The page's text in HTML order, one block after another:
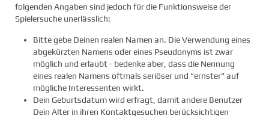
folgenden Angaben sind jedoch für die Funktionsweise der
Spielersuche unerlässlich:
Bitte gebe Deinen realen Namen an. Die Verwendung eines
abgekürzten Namens oder eines Pseudonyms ist zwar
möglich und erlaubt - bedenke aber, dass die Nennung
eines realen Namens oftmals seriöser und "ernster" auf
mögliche Interessenten wirkt.
Dein Geburtsdatum wird erfragt, damit andere Benutzer
Dein Alter in ihren Kontaktgesuchen berücksichtigen